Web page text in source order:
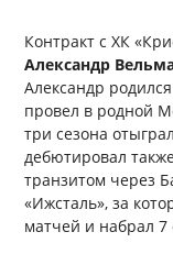
Контракт с ХК
Александр
Александр
провел в родной
три сезона
дебютировал
транзитом через
«Ижсталь», за
матчей и набрал 7